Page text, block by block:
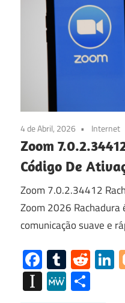
4 de Abril, 2026 Internet
Zoom
Código De
Zoom 7.0.2.34412
Zoom 2026 Rachadura
comunicação suave e
Facebook
Tumblr
Instapaper
MeWe